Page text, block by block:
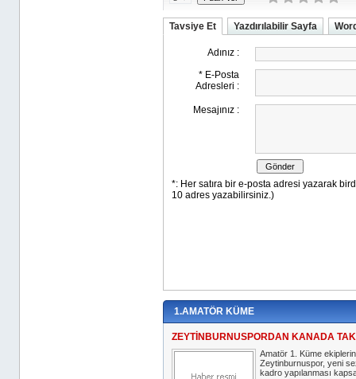
Tavsiye Et Yazdırılabilir Sayfa
1.AMATÖR KÜME
ZEYTİNBURNUSPORDAN KANADA
Amatör 1. Küme
Zeytinburnuspor, yeni
kadro yapılanması